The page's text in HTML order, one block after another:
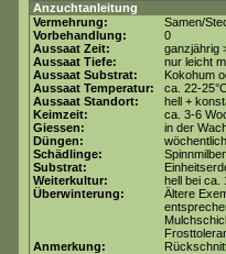
Anzuchtanleitung
Vermehrung:
Samen/
Vorbehandlung:
0
Aussaat Zeit:
ganzjährig
Aussaat Tiefe:
nur leicht
Aussaat Substrat:
Kokohum
Aussaat Temperatur:
ca. 22-
Aussaat Standort:
hell +
Keimzeit:
ca. 3-6
Giessen:
in der
Düngen:
Schädlinge:
Substrat:
Weiterkultur:
hell bei ca.
Überwinterung:
Ältere
Anmerkung: